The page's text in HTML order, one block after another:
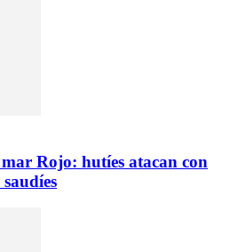
Rojo: hutíes atacan con